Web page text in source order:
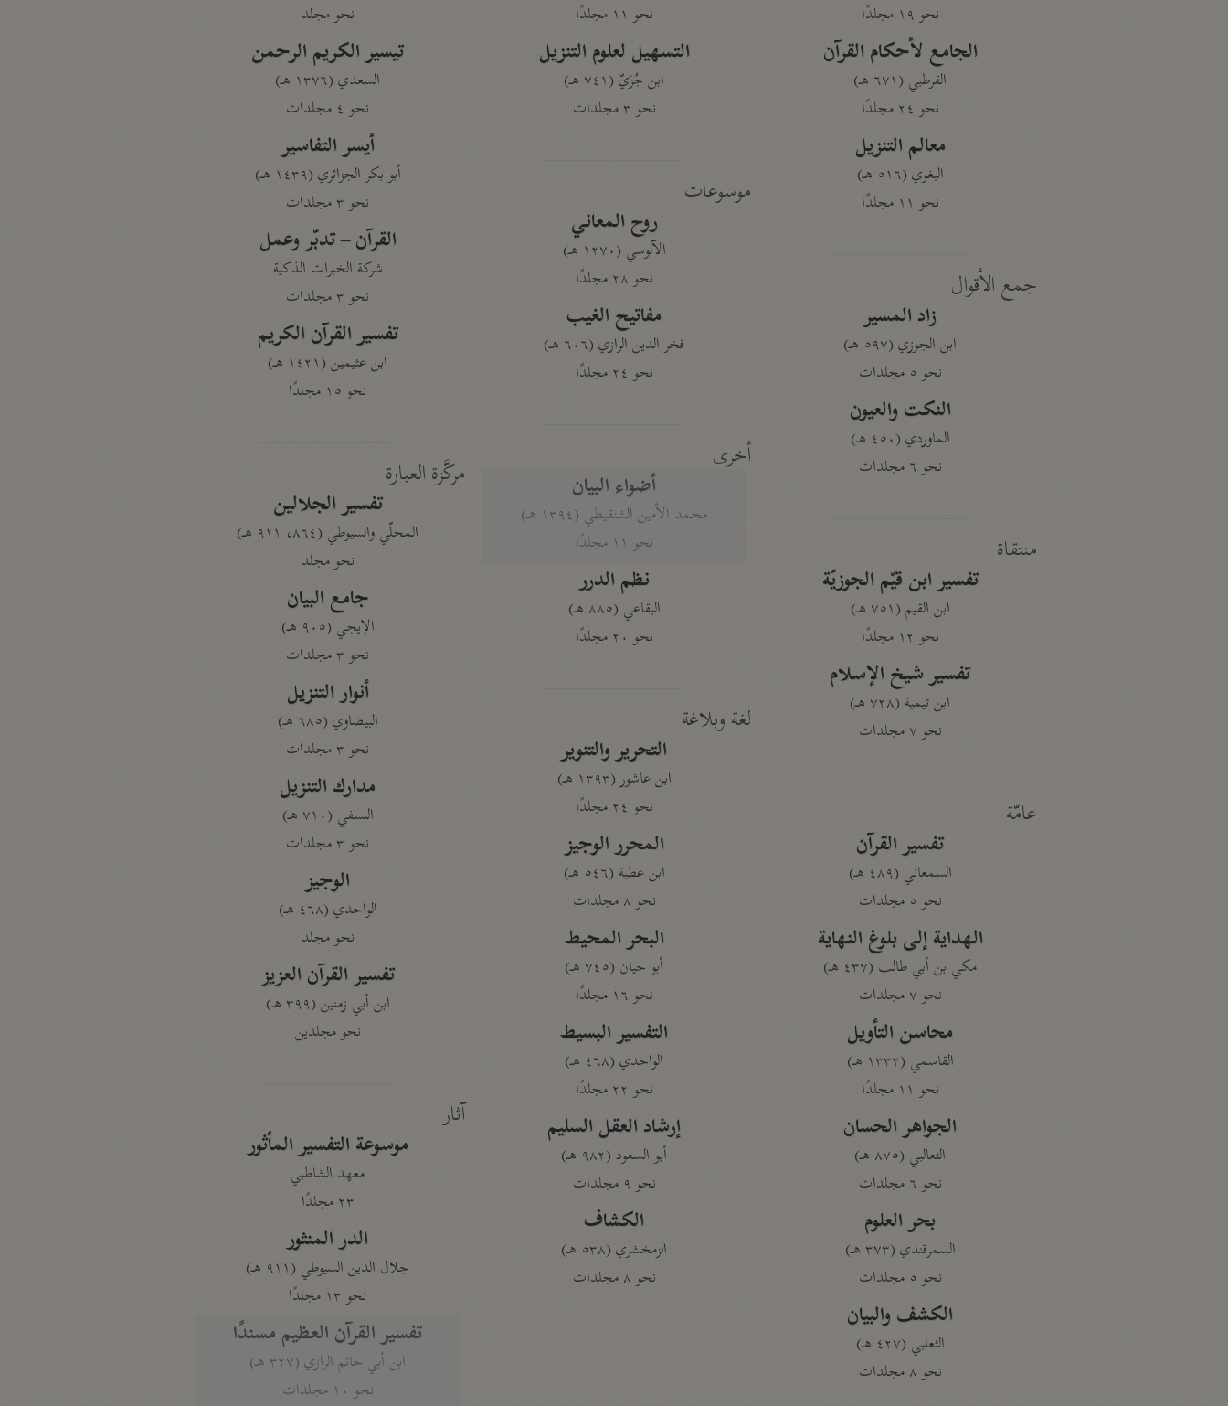
نحو ١٩ مجلدًا
الجامع لأحكام القرآن
القرطبي (٦٧١ هـ)
نحو ٢٤ مجلدًا
معالم التنزيل
البغوي (٥١٦ هـ)
نحو ١١ مجلدًا
جمع الأقوال
زاد المسير
ابن الجوزي (٥٩٧ هـ)
نحو ٥ مجلدات
النكت والعيون
الماوردي (٤٥٠ هـ)
نحو ٦ مجلدات
منتقاة
تفسير ابن قيّم الجوزيّة
ابن القيم (٧٥١ هـ)
نحو ١٢ مجلدًا
تفسير شيخ الإسلام
ابن تيمية (٧٢٨ هـ)
نحو ٧ مجلدات
عامّة
تفسير القرآن
السمعاني (٤٨٩ هـ)
نحو ٥ مجلدات
الهداية إلى بلوغ النهاية
مكي بن أبي طالب (٤٣٧ هـ)
نحو ٧ مجلدات
محاسن التأويل
القاسمي (١٣٣٢ هـ)
نحو ١١ مجلدًا
الجواهر الحسان
الثعالبي (٨٧٥ هـ)
نحو ٦ مجلدات
بحر العلوم
السمرقندي (٣٧٣ هـ)
نحو ٥ مجلدات
الكشف والبيان
الثعلبي (٤٢٧ هـ)
نحو ٨ مجلدات
نحو ١١ مجلدًا
التسهيل لعلوم التنزيل
ابن جُزَيّ (٧٤١ هـ)
نحو ٣ مجلدات
موسوعات
روح المعاني
الآلوسي (١٢٧٠ هـ)
نحو ٢٨ مجلدًا
مفاتيح الغيب
فخر الدين الرازي (٦٠٦ هـ)
نحو ٢٤ مجلدًا
أخرى
أضواء البيان
محمد الأمين الشنقيطي (١٣٩٤ هـ)
نحو ١١ مجلدًا
نظم الدرر
البقاعي (٨٨٥ هـ)
نحو ٢٠ مجلدًا
لغة وبلاغة
التحرير والتنوير
ابن عاشور (١٣٩٣ هـ)
نحو ٢٤ مجلدًا
المحرر الوجيز
ابن عطية (٥٤٦ هـ)
نحو ٨ مجلدات
البحر المحيط
أبو حيان (٧٤٥ هـ)
نحو ١٦ مجلدًا
التفسير البسيط
الواحدي (٤٦٨ هـ)
نحو ٢٢ مجلدًا
إرشاد العقل السليم
أبو السعود (٩٨٢ هـ)
نحو ٩ مجلدات
الكشاف
الزمخشري (٥٣٨ هـ)
نحو ٨ مجلدات
نحو مجلد
تيسير الكريم الرحمن
السعدي (١٣٧٦ هـ)
نحو ٤ مجلدات
أيسر التفاسير
أبو بكر الجزائري (١٤٣٩ هـ)
نحو ٣ مجلدات
القرآن – تدبّر وعمل
شركة الخبرات الذكية
نحو ٣ مجلدات
تفسير القرآن الكريم
ابن عثيمين (١٤٢١ هـ)
نحو ١٥ مجلدًا
مركَّزة العبارة
تفسير الجلالين
المحلّي والسيوطي (٨٦٤، ٩١١ هـ)
نحو مجلد
جامع البيان
الإيجي (٩٠٥ هـ)
نحو ٣ مجلدات
أنوار التنزيل
البيضاوي (٦٨٥ هـ)
نحو ٣ مجلدات
مدارك التنزيل
النسفي (٧١٠ هـ)
نحو ٣ مجلدات
الوجيز
الواحدي (٤٦٨ هـ)
نحو مجلد
تفسير القرآن العزيز
ابن أبي زمنين (٣٩٩ هـ)
نحو مجلدين
آثار
موسوعة التفسير المأثور
معهد الشاطبي
٢٣ مجلدًا
الدر المنثور
جلال الدين السيوطي (٩١١ هـ)
نحو ١٣ مجلدًا
تفسير القرآن العظيم مسندًا
ابن أبي حاتم الرازي (٣٢٧ هـ)
نحو ١٠ مجلدات